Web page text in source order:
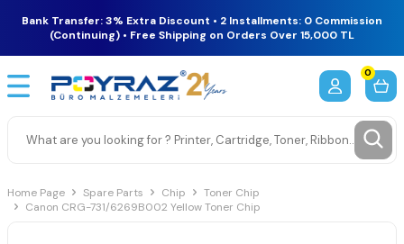
Bank Transfer: 3% Extra Discount • 2 Installments: 0 Commission
(Continuing) • Free Shipping on Orders Over 15,000 TL
0
Home Page Spare Parts Chip
Toner Chip
Canon CRG-731/6269B002 Yellow Toner Chip